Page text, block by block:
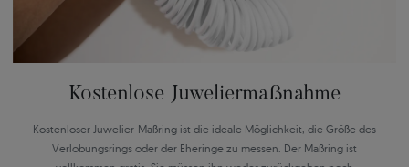
Kostenlose Juweliermaßnahme
Kostenloser Juwelier-Maßring ist die ideale Möglichkeit, die Größe des
Verlobungsrings oder der Eheringe zu messen. Der Maßring ist